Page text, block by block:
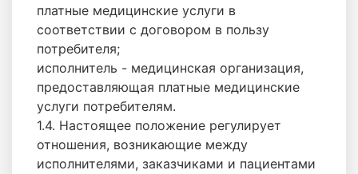
платные медицинские услуги в
соответствии с договором в пользу
потребителя;
исполнитель - медицинская организация,
предоставляющая платные медицинские
услуги потребителям.
1.4. Настоящее положение регулирует
отношения, возникающие между
исполнителями, заказчиками и пациентами